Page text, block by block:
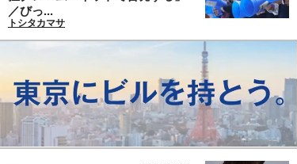
／びっ...
トシタカマサ